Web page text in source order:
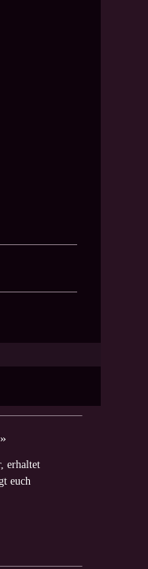
erhaltet
euch